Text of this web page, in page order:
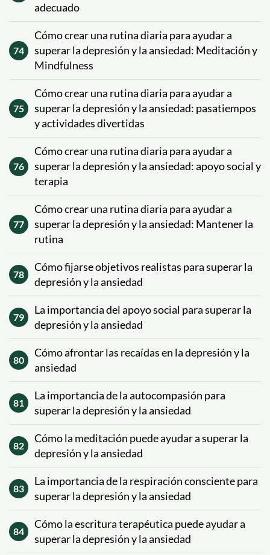
adecuado
74
Cómo crear una rutina diaria para ayudar a
superar la depresión y la ansiedad: Meditación y
Mindfulness
75
Cómo crear una rutina diaria para ayudar a
superar la depresión y la ansiedad: pasatiempos
y actividades divertidas
76
Cómo crear una rutina diaria para ayudar a
superar la depresión y la ansiedad: apoyo social y
terapia
77
Cómo crear una rutina diaria para ayudar a
superar la depresión y la ansiedad: Mantener la
rutina
78
Cómo fijarse objetivos realistas para superar la
depresión y la ansiedad
79
La importancia del apoyo social para superar la
depresión y la ansiedad
80
Cómo afrontar las recaídas en la depresión y la
ansiedad
81
La importancia de la autocompasión para
superar la depresión y la ansiedad
82
Cómo la meditación puede ayudar a superar la
depresión y la ansiedad
83
La importancia de la respiración consciente para
superar la depresión y la ansiedad
84
Cómo la escritura terapéutica puede ayudar a
superar la depresión y la ansiedad